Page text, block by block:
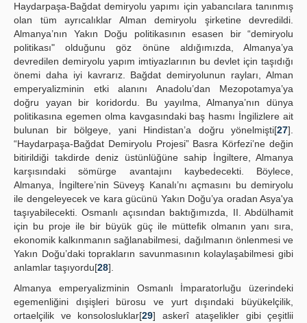
Haydarpaşa-Bağdat demiryolu yapımı için yabancılara tanınmış
olan tüm ayrıcalıklar Alman demiryolu şirketine devredildi.
Almanya’nın Yakın Doğu politikasının esasen bir “demiryolu
politikası" olduğunu göz önüne aldığımızda, Almanya’ya
devredilen demiryolu yapım imtiyazlarının bu devlet için taşıdığı
önemi daha iyi kavrarız. Bağdat demiryolunun rayları, Alman
emperyalizminin etki alanını Anadolu’dan Mezopotamya’ya
doğru yayan bir koridordu. Bu yayılma, Almanya’nın dünya
politikasına egemen olma kavgasındaki baş hasmı İngilizlere ait
bulunan bir bölgeye, yani Hindistan’a doğru yönelmişti[27].
“Haydarpaşa-Bağdat Demiryolu Projesi” Basra Körfezi’ne değin
bitirildiği takdirde deniz üstünlüğüne sahip İngiltere, Almanya
karşısındaki sömürge avantajını kaybedecekti. Böylece,
Almanya, İngiltere’nin Süveyş Kanalı’nı açmasını bu demiryolu
ile dengeleyecek ve kara gücünü Yakın Doğu’ya oradan Asya'ya
taşıyabilecekti. Osmanlı açısından baktığımızda, II. Abdülhamit
için bu proje ile bir büyük güç ile müttefik olmanın yanı sıra,
ekonomik kalkınmanın sağlanabilmesi, dağılmanın önlenmesi ve
Yakın Doğu’daki toprakların savunmasının kolaylaşabilmesi gibi
anlamlar taşıyordu[28].
Almanya emperyalizminin Osmanlı İmparatorluğu üzerindeki
egemenliğini dışişleri bürosu ve yurt dışındaki büyükelçilik,
ortaelçilik ve konsolosluklar[29] askerî ataşelikler gibi çeşitlii